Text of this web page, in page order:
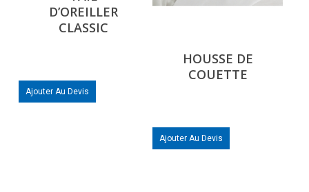
D’OREILLER
CLASSIC
Ajouter Au Devis
HOUSSE DE
COUETTE
Ajouter Au Devis